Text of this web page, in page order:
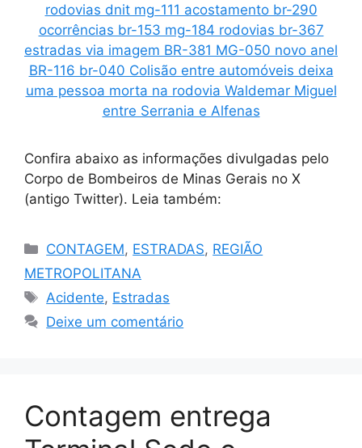
Confira abaixo as informações divulgadas pelo
Corpo de Bombeiros de Minas Gerais no X
(antigo Twitter). Leia também:
Categorias
CONTAGEM, ESTRADAS, REGIÃO
METROPOLITANA
Tags
Acidente, Estradas
Deixe um comentário
Contagem entrega